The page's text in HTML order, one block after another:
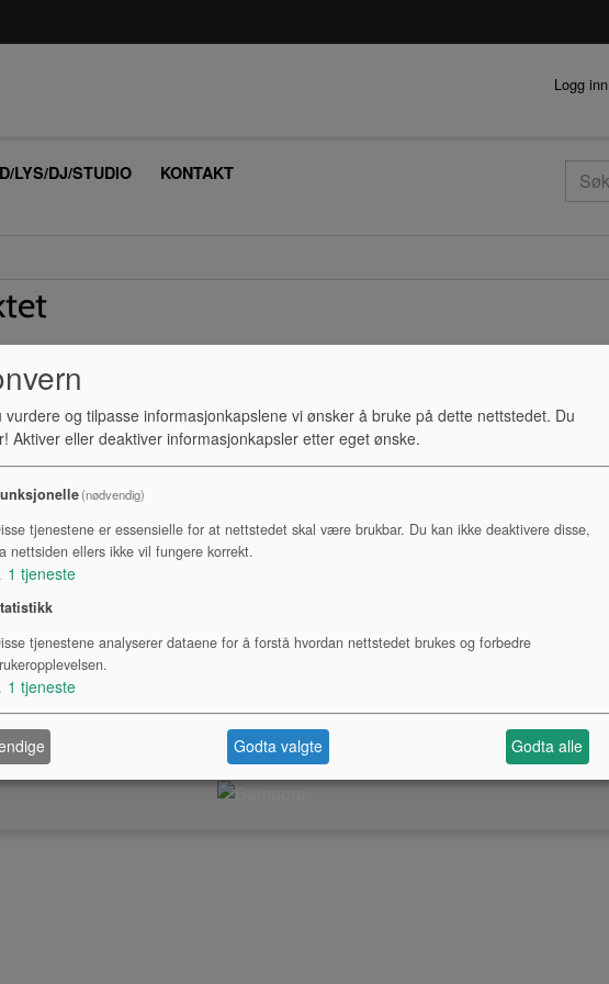
Logg inn
LYS/DJ/STUDIO KONTAKT
© 2026 InTune AS, City Nord, Stormyrveien 20, 8008, BODØ, 40673180
vurdere og tilpasse informasjonkapslene vi ønsker å bruke på dette nettstedet. Du
Aktiver eller deaktiver informasjonkapsler etter eget ønske.
(nødvendig)
tjenestene er essensielle for at nettstedet skal være brukbar. Du kan ikke deaktivere disse,
nettsiden ellers ikke vil fungere korrekt.
1 tjeneste
tjenestene analyserer dataene for å forstå hvordan nettstedet brukes og forbedre
1 tjeneste
Godta valgte Godta alle